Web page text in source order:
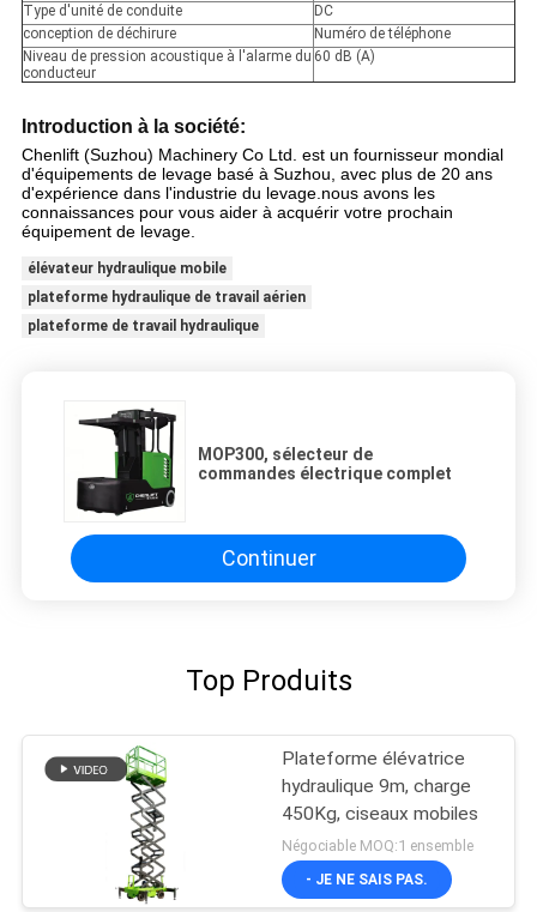
Type d'unité de conduite
DC
conception de déchirure
Numéro de téléphone
Niveau de pression acoustique à l'alarme du
conducteur
60 dB (A)
Introduction à la société:
Chenlift (Suzhou) Machinery Co Ltd. est un fournisseur mondial
d'équipements de levage basé à Suzhou, avec plus de 20 ans
d'expérience dans l'industrie du levage.nous avons les
connaissances pour vous aider à acquérir votre prochain
équipement de levage.
élévateur hydraulique mobile
plateforme hydraulique de travail aérien
plateforme de travail hydraulique
MOP300, sélecteur de
commandes électrique complet
Continuer
Top Produits
Plateforme élévatrice
hydraulique 9m, charge
450Kg, ciseaux mobiles
Négociable MOQ:1 ensemble
- JE NE SAIS PAS.